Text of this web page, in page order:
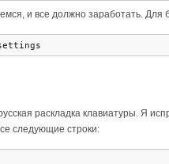
и все должно заработать.
раскладка клавиатуры. Я
следующие строки: